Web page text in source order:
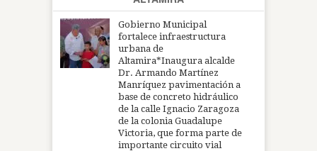
Gobierno Municipal
fortalece infraestructura
urbana de
Altamira*Inaugura alcalde
Dr. Armando Martínez
Manríquez pavimentación a
base de concreto hidráulico
de la calle Ignacio Zaragoza
de la colonia Guadalupe
Victoria, que forma parte de
importante circuito vial